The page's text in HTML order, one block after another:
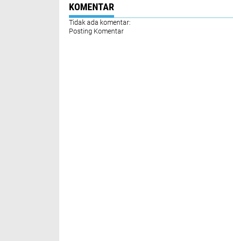
KOMENTAR
Tidak ada komentar:
Posting Komentar